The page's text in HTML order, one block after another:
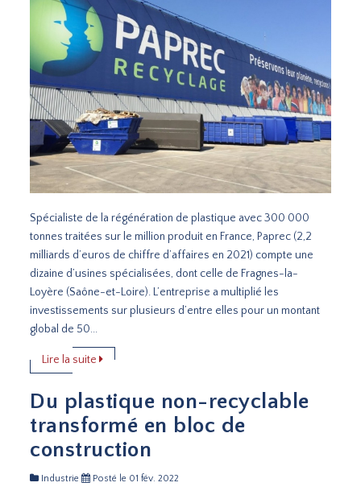
Spécialiste de la régénération de plastique avec 300 000
tonnes traitées sur le million produit en France, Paprec (2,2
milliards d’euros de chiffre d’affaires en 2021) compte une
dizaine d’usines spécialisées, dont celle de Fragnes-la-
Loyère (Saône-et-Loire). L’entreprise a multiplié les
investissements sur plusieurs d’entre elles pour un montant
global de 50...
Lire la suite
Du plastique non-recyclable
transformé en bloc de
construction
Industrie Posté le 01 fév. 2022